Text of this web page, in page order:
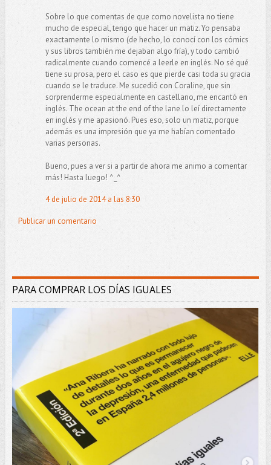
Sobre lo que comentas de que como novelista no tiene
mucho de especial, tengo que hacer un matiz. Yo pensaba
exactamente lo mismo (de hecho, lo conocí con los cómics
y sus libros también me dejaban algo fría), y todo cambió
radicalmente cuando comencé a leerle en inglés. No sé qué
tiene su prosa, pero el caso es que pierde casi toda su gracia
cuando se le traduce. Me sucedió con Coraline, que sin
sorprenderme especialmente en castellano, me encantó en
inglés. The ocean at the end of the lane lo leí directamente
en inglés y me apasionó. Pues eso, solo un matiz, porque
además es una impresión que ya me habían comentado
varias personas.
Bueno, pues a ver si a partir de ahora me animo a comentar
más! Hasta luego! ^_^
4 de julio de 2014 a las 8:30
Publicar un comentario
PARA COMPRAR LOS DÍAS IGUALES